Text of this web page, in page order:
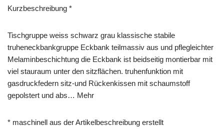
Kurzbeschreibung *
Tischgruppe weiss schwarz grau klassische stabile
truheneckbankgruppe Eckbank teilmassiv aus und pflegleichter
Melaminbeschichtung die Eckbank ist beidseitig montierbar mit
viel stauraum unter den sitzflächen. truhenfunktion mit
gasdruckfedern sitz-und Rückenkissen mit schaumstoff
gepolstert und abs… Mehr
* maschinell aus der Artikelbeschreibung erstellt